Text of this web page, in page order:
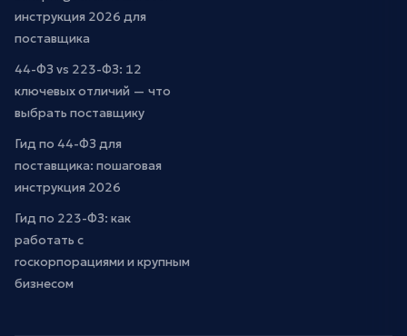
инструкция 2026 для
поставщика
44-ФЗ vs 223-ФЗ: 12
ключевых отличий — что
выбрать поставщику
Гид по 44-ФЗ для
поставщика: пошаговая
инструкция 2026
Гид по 223-ФЗ: как
работать с
госкорпорациями и крупным
бизнесом